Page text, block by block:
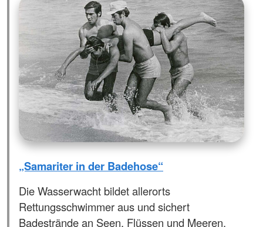
„Samariter in der Badehose“
Die Wasserwacht bildet allerorts
Rettungsschwimmer aus und sichert
Badestrände an Seen, Flüssen und Meeren.